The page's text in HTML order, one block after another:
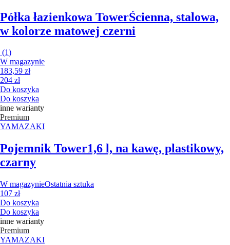
Półka łazienkowa TowerŚcienna, stalowa,
w kolorze matowej czerni
(1)
W magazynie
183,59 zł
204 zł
Do koszyka
Do koszyka
inne warianty
Premium
YAMAZAKI
Pojemnik Tower1,6 l, na kawę, plastikowy,
czarny
W magazynieOstatnia sztuka
107 zł
Do koszyka
Do koszyka
inne warianty
Premium
YAMAZAKI